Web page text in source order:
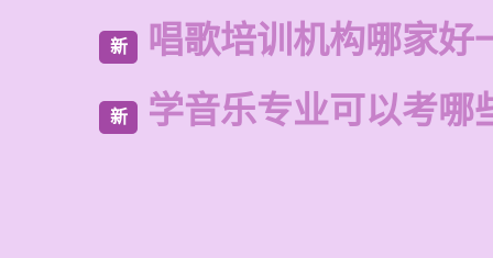
新 唱歌培训机构哪家好
新 学音乐专业可以考哪